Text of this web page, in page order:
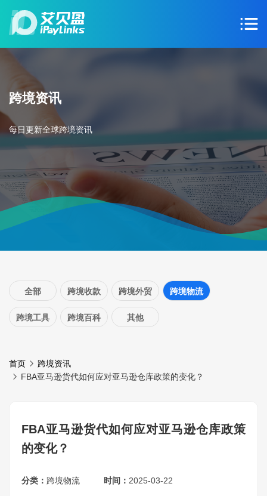
跨境资讯
每日更新全球跨境资讯
全部 跨境收款 跨境外贸 跨境物流
跨境工具 跨境百科 其他
首页
跨境资讯
FBA亚马逊货代如何应对亚马逊仓库政策的变化？
FBA亚马逊货代如何应对亚马逊仓库政策
的变化？
分类： 跨境物流 时间： 2025-03-22